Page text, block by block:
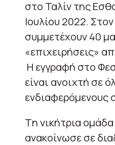
στο Ταλίν της
Ιουλίου 2022.
συμμετέχουν 40
«επιχειρήσεις»
H εγγραφή στο
είναι ανοιχτή σε
ενδιαφερόμενους
Tη νικήτρια ομάδα
ανακοίνωσε σε